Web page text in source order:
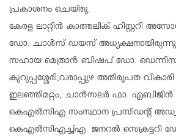
പ്രകാശനം ചെയ്തു.
കേരള ലാറ്റിൻ കാത്തലിക് ഹിസ്റ്ററി
ഡോ. ചാൾസ് ഡയസ്
സഹായ മെത്രാൻ ബിഷപ് ഡോ.
കുറുപ്പശ്ശേരി,വരാപ്പുഴ അതിരൂപത
ഇലഞ്ഞിമറ്റം, ചാൻസലർ ഫാ.
കെഎൽസിഎ സംസ്ഥാന പ്രസിഡൻ്റ്
കെഎൽസിഎച്ച്എ ജനറൽ സെക്രട്ടറി